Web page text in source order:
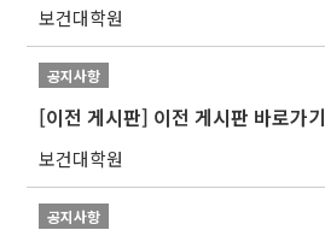
보건대학원
공지사항
[이전 게시판] 이전 게시판 바로가기
보건대학원
공지사항